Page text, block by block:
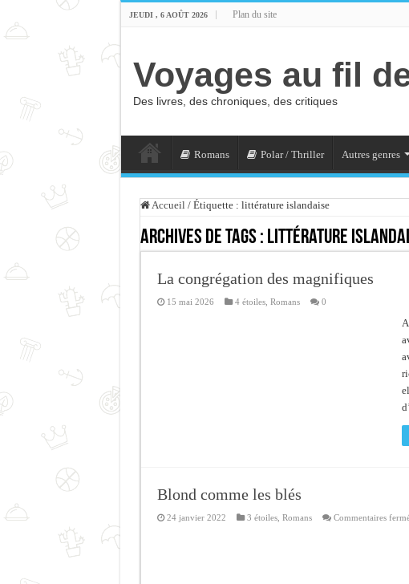
JEUDI , 6 AOÛT 2026 Plan du site
Voyages au fil
Des livres, des chroniques, des critiques
Romans Polar / Thriller Autres genres
Accueil / Étiquette : littérature islandaise
Archives de tags : littérature
La congrégation des magnifiques
15 mai 2026 4 étoiles, Romans 0
Blond comme les blés
24 janvier 2022 3 étoiles, Romans Commentaires